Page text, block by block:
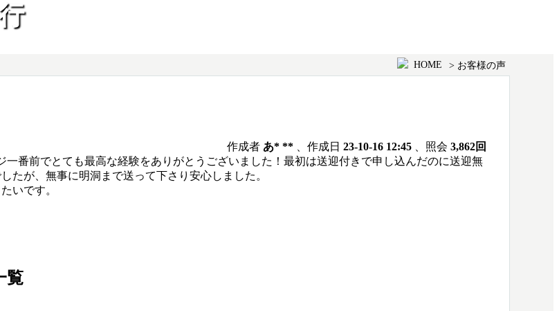
> お客様の声
HOME
作成者 あ* ** 、作成日 23-10-16 12:45 、照会 3,862回
一番前でとても最高な経験をありがとうございました！最初は送迎付きで申し込んだのに送迎無
たが、無事に明洞まで送って下さり安心しました。
いです。
覧